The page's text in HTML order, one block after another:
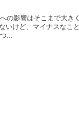
の影響はそこまで大きく
いけど、マイナスなこと
...